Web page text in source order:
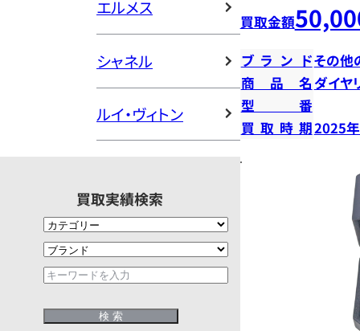
エルメス
シャネル
ルイ・ヴィトン
買取実績検索
買取金額
ブランドその他
商品名ダイヤ
型番
買取時期2025